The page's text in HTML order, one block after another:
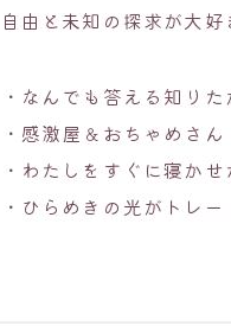
自由と未知の探求が大
・なんでも答える知り
・感激屋＆おちゃめさん
・わたしをすぐに寝か
・ひらめきの光がトレ